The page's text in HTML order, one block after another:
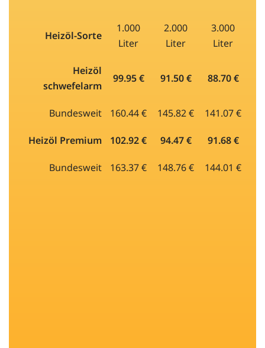
Heizöl-Sorte
1.000
Liter
2.000
Liter
3.000
Liter
Heizöl
schwefelarm
99.95 € 91.50 € 88.70 €
Bundesweit 160.44 € 145.82 € 141.07 €
Heizöl Premium 102.92 € 94.47 € 91.68 €
Bundesweit 163.37 € 148.76 € 144.01 €